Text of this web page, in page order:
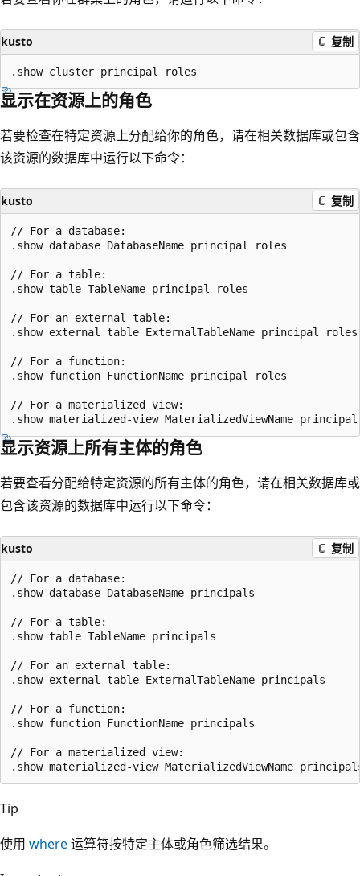
kusto 复制
显示在资源上的角色
若要检查在特定资源上分配给你的角色，请在相关数据库或包含
该资源的数据库中运行以下命令：
kusto 复制
// For a database:
.show database DatabaseName principal roles
// For a table:
.show table TableName principal roles
// For an external table:
.show external table ExternalTableName principal roles
// For a function:
.show function FunctionName principal roles
// For a materialized view:
显示资源上所有主体的角色
若要查看分配给特定资源的所有主体的角色，请在相关数据库或
包含该资源的数据库中运行以下命令：
kusto 复制
// For a database:
.show database DatabaseName principals
// For a table:
.show table TableName principals
// For an external table:
.show external table ExternalTableName principals
// For a function:
.show function FunctionName principals
// For a materialized view:
Tip
使用 where运算符按特定主体或角色筛选结果。